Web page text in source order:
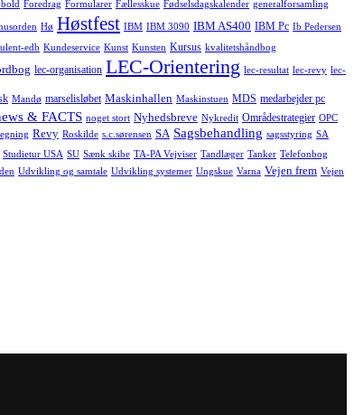
Foredrag Formularer Fællesskue Fødselsdagskalender generalforsamling
Hø Høstfest IBM IBM 3090 IBM AS400 IBM Pc Ib Pedersen
edb Kundeservice Kunst Kunsten Kursus kvalitetshåndbog
lec-organisation LEC-Orientering lec-resultat lec-revy lec-
Mandø marselisløbet Maskinhallen Maskinstuen MDS medarbejder pc
& FACTS noget stort Nyhedsbreve Nykredit Områdestrategier OPC
Revy Roskilde s.c.sørensen SA Sagsbehandling sagsstyring SA
Studietur USA SU Sænk skibe TA-PA Vejviser Tandlæger Tanker Telefonbog
Udvikling og samtale Udvikling systemer Ungskue Varna Vejen frem Vejen